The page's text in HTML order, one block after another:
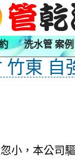
洗水管 案例
竹東 自
小，本公司